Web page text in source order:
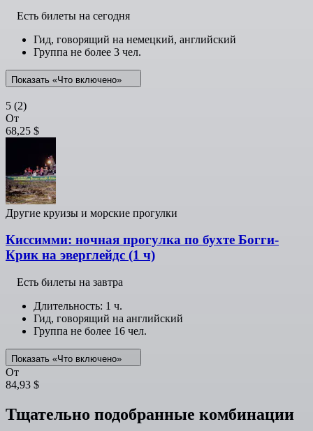
Есть билеты на сегодня
Гид, говорящий на немецкий, английский
Группа не более 3 чел.
Показать «Что включено»
5 (2)
От
68,25 $
Другие круизы и морские прогулки
Киссимми: ночная прогулка по бухте Богги-
Крик на эверглейдс (1 ч)
Есть билеты на завтра
Длительность: 1 ч.
Гид, говорящий на английский
Группа не более 16 чел.
Показать «Что включено»
От
84,93 $
Тщательно подобранные комбинации